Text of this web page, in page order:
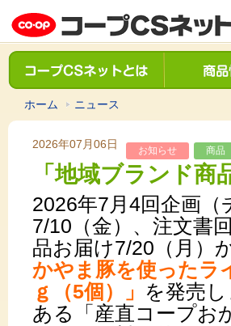
ホーム ニュース
2026年07月06日 お知らせ 商品
「地域ブランド商
2026年7月4回企画
7/10（金）、注文書
品お届け7/20（月）
かやま豚を使った
ｇ（5個）」
を発売
ある「産直コープお